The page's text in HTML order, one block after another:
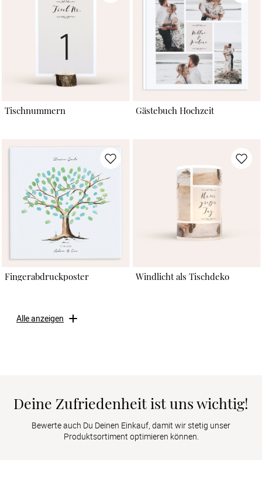
Tischnummern Gästebuch Hochzeit
Fingerabdruckposter Windlicht als Tischdeko
Alle anzeigen
Deine Zufriedenheit ist uns wichtig!
Bewerte auch Du Deinen Einkauf, damit wir stetig unser
Produktsortiment optimieren können.